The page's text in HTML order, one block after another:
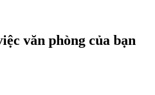
văn phòng của bạn